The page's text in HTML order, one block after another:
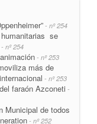
- nº 254
se
- nº 254
- nº 253
más de
- nº 253
faraón Azconeti -
Municipal de todos
- nº 252